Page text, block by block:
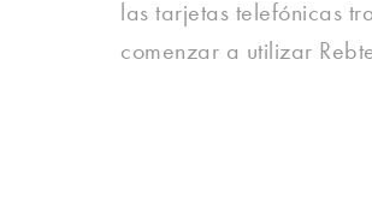
las tarjetas telefónicas
comenzar a utilizar